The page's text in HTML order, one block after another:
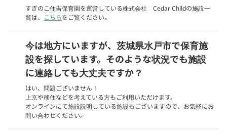
すぎのこ住吉保育園を運営している株式会社 Cedar Childの施設一
覧は、
こちらをご覧ください。
今は地方にいますが、茨城県水戸市で保育施
設を探しています。そのような状況でも施設
に連絡しても大丈夫ですか？
はい、問題ございません！
上京や移住などを考えている方もご利用いただけます。
オンラインにて施設説明している施設もございますので、お気軽にお
問い合わせください。